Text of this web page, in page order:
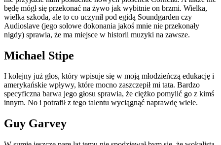
będę mógł się przekonać na żywo jak wybitnie on brzmi. Wielka,
wielka szkoda, ale to co uczynił pod egidą Soundgarden czy
Audioslave (jego solowe dokonania jakoś mnie nie przekonały
nigdy) sprawia, że ma miejsce w historii muzyki na zawsze.
Michael Stipe
I kolejny już głos, który wpisuje się w moją młodzieńczą edukację i
amerykańskie wpływy, które mocno zaszczepił mi tata. Bardzo
specyficzna barwa jego głosu sprawia, że ciężko pomylić go z kimś
innym. No i potrafił z tego talentu wyciągnąć naprawdę wiele.
Guy Garvey